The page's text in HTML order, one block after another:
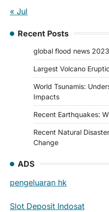
« Jul
Recent Posts
global flood news
Largest Volcano
World Tsunamis:
Impacts
Recent Earthquakes:
Recent Natural
Change
ADS
pengeluaran hk
Slot Deposit Indosat